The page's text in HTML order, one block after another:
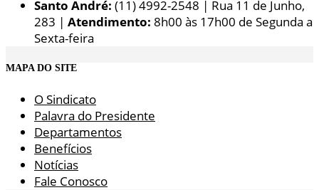
Santo André: (11) 4992-2548 | Rua 11 de Junho,
283 | Atendimento: 8h00 às 17h00 de Segunda a
Sexta-feira
MAPA DO SITE
O Sindicato
Palavra do Presidente
Departamentos
Benefícios
Notícias
Fale Conosco